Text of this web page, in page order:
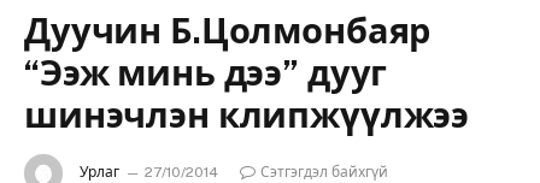
Дуучин Б.Цолмонбаяр
“Ээж минь дээ” дууг
шинэчлэн клипжүүлжээ
Урлаг 27/10/2014
Сэтгэгдэл байхгүй